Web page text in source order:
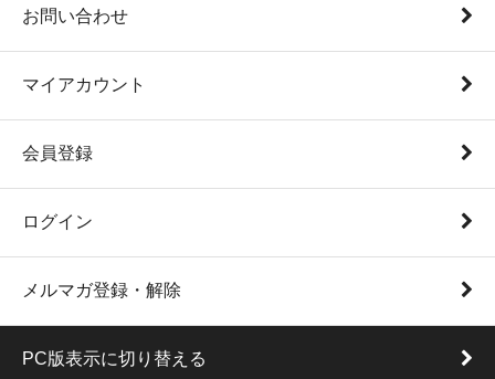
お問い合わせ
マイアカウント
会員登録
ログイン
メルマガ登録・解除
PC版表示に切り替える